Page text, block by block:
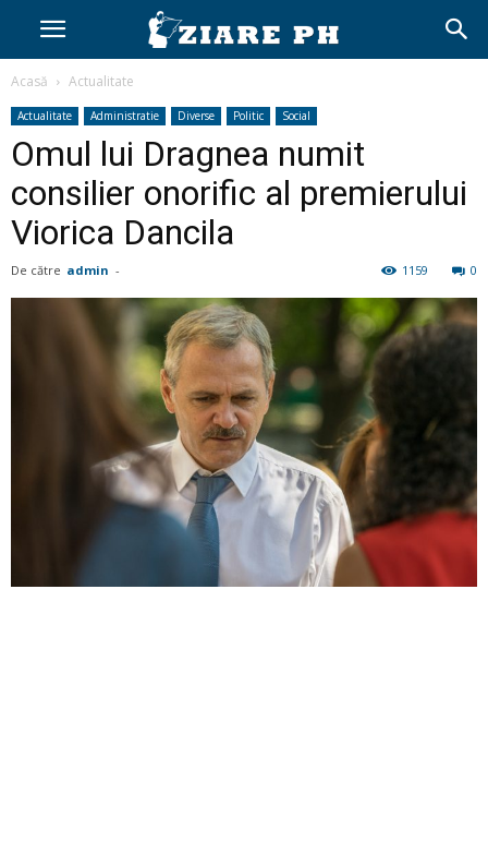
Acasă Actualitate
Actualitate Administratie Diverse Politic Social
Omul lui Dragnea numit
consilier onorific al premierului
Viorica Dancila
De către admin - 0
1159